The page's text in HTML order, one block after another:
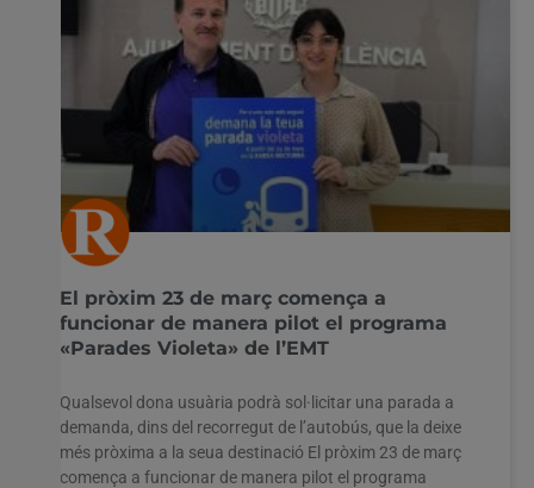
El pròxim 23 de març comença a
funcionar de manera pilot el programa
«Parades Violeta» de l’EMT
Qualsevol dona usuària podrà sol·licitar una parada a
demanda, dins del recorregut de l’autobús, que la deixe
més pròxima a la seua destinació El pròxim 23 de març
comença a funcionar de manera pilot el programa